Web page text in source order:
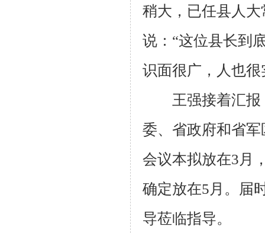
稍大，已任县人
说：“这位县长到
识面很广，人也
王强接着汇报
委、省政府和省
会议本拟放在3月
确定放在5月。届
导莅临指导。